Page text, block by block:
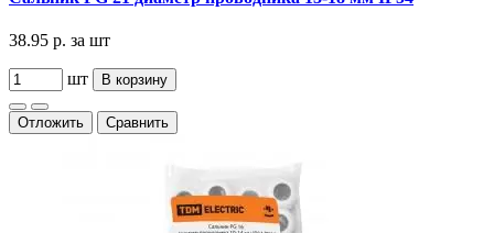
38.95 р. за шт
шт В корзину
Отложить Сравнить